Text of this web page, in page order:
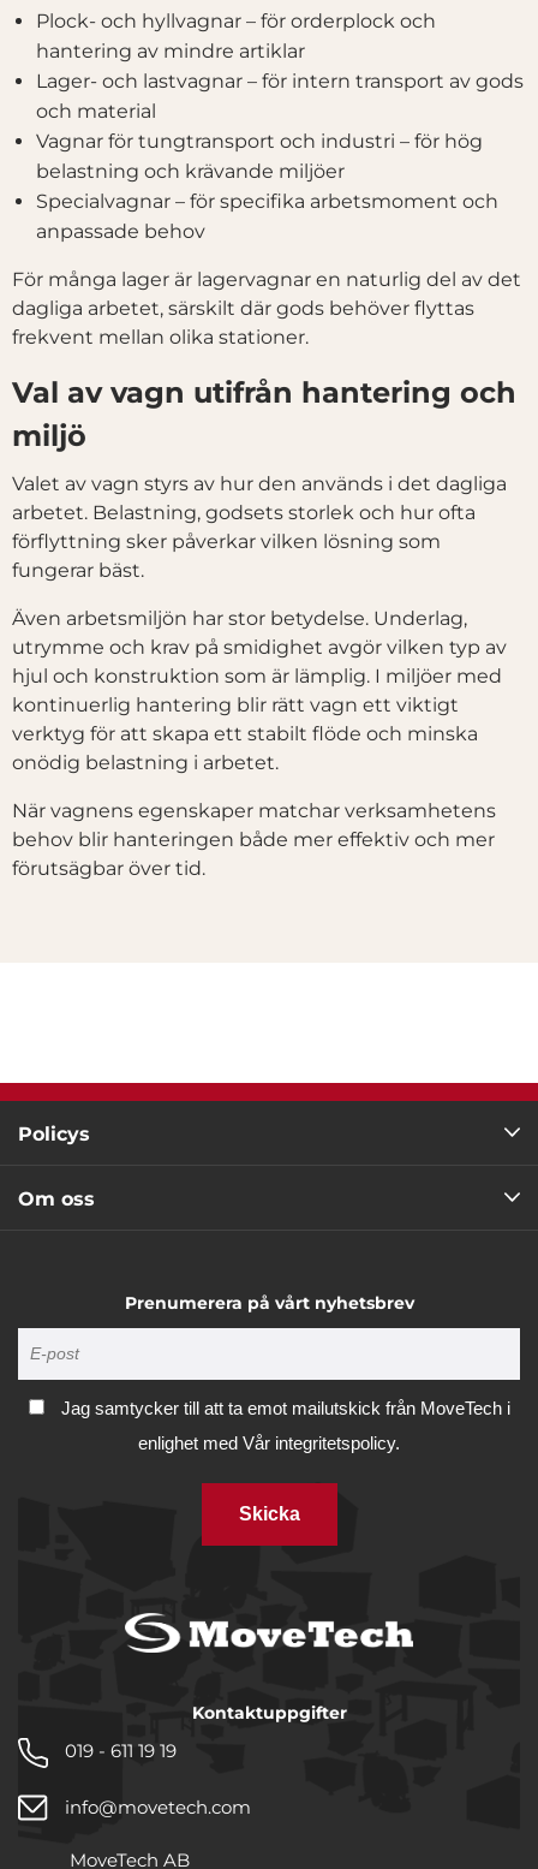
Plock- och hyllvagnar – för orderplock och
hantering av mindre artiklar
Lager- och lastvagnar – för intern transport av gods
och material
Vagnar för tungtransport och industri – för hög
belastning och krävande miljöer
Specialvagnar – för specifika arbetsmoment och
anpassade behov
För många lager är lagervagnar en naturlig del av det
dagliga arbetet, särskilt där gods behöver flyttas
frekvent mellan olika stationer.
Val av vagn utifrån hantering och
miljö
Valet av vagn styrs av hur den används i det dagliga
arbetet. Belastning, godsets storlek och hur ofta
förflyttning sker påverkar vilken lösning som
fungerar bäst.
Även arbetsmiljön har stor betydelse. Underlag,
utrymme och krav på smidighet avgör vilken typ av
hjul och konstruktion som är lämplig. I miljöer med
kontinuerlig hantering blir rätt vagn ett viktigt
verktyg för att skapa ett stabilt flöde och minska
onödig belastning i arbetet.
När vagnens egenskaper matchar verksamhetens
behov blir hanteringen både mer effektiv och mer
förutsägbar över tid.
Policys
Om oss
Prenumerera på vårt nyhetsbrev
Jag samtycker till att ta emot mailutskick från MoveTech i
enlighet med Vår integritetspolicy.
Skicka
Kontaktuppgifter
019 - 611 19 19
info@movetech.com
MoveTech AB